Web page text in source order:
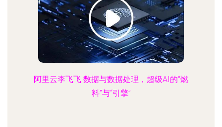
阿里云李飞飞 数据与数据处理，超级AI的“燃
料”与“引擎”